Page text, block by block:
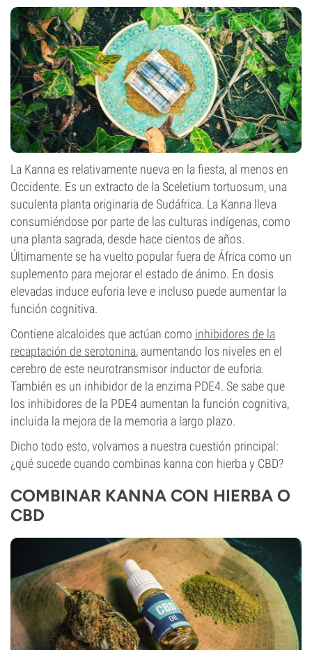
La Kanna es relativamente nueva en la fiesta, al menos en
Occidente. Es un extracto de la Sceletium tortuosum, una
suculenta planta originaria de Sudáfrica. La Kanna lleva
consumiéndose por parte de las culturas indígenas, como
una planta sagrada, desde hace cientos de años.
Últimamente se ha vuelto popular fuera de África como un
suplemento para mejorar el estado de ánimo. En dosis
elevadas induce euforia leve e incluso puede aumentar la
función cognitiva.
Contiene alcaloides que actúan como inhibidores de la
recaptación de serotonina, aumentando los niveles en el
cerebro de este neurotransmisor inductor de euforia.
También es un inhibidor de la enzima PDE4. Se sabe que
los inhibidores de la PDE4 aumentan la función cognitiva,
incluida la mejora de la memoria a largo plazo.
Dicho todo esto, volvamos a nuestra cuestión principal:
¿qué sucede cuando combinas kanna con hierba y CBD?
COMBINAR KANNA CON HIERBA O
CBD